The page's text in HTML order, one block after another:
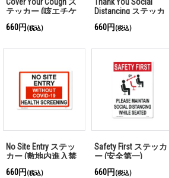
テッカー (咳エチケ
660円 (税込)
Distancing ステッカ
スタンスのご協力に
660円 (税込)
No Site Entry ステッ
カー (敷地内進入禁
660円 (税込)
Safety First ステッカ
ー (安全第一)
660円 (税込)